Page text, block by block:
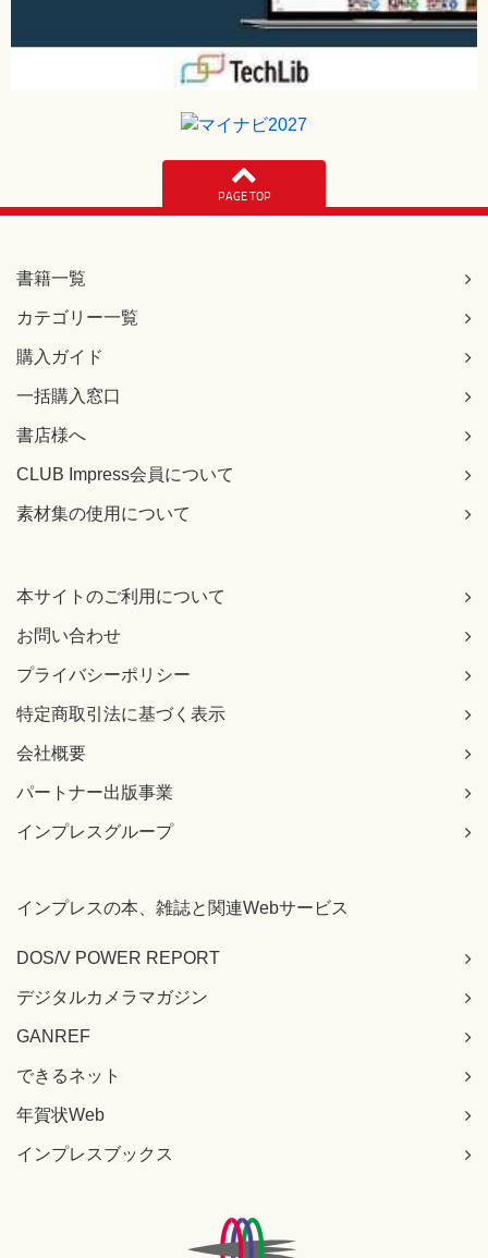
PAGE TOP
書籍一覧
カテゴリー一覧
購入ガイド
一括購入窓口
書店様へ
CLUB Impress会員について
素材集の使用について
本サイトのご利用について
お問い合わせ
プライバシーポリシー
特定商取引法に基づく表示
会社概要
パートナー出版事業
インプレスグループ
インプレスの本、雑誌と関連Webサービス
DOS/V POWER REPORT
デジタルカメラマガジン
GANREF
できるネット
年賀状Web
インプレスブックス